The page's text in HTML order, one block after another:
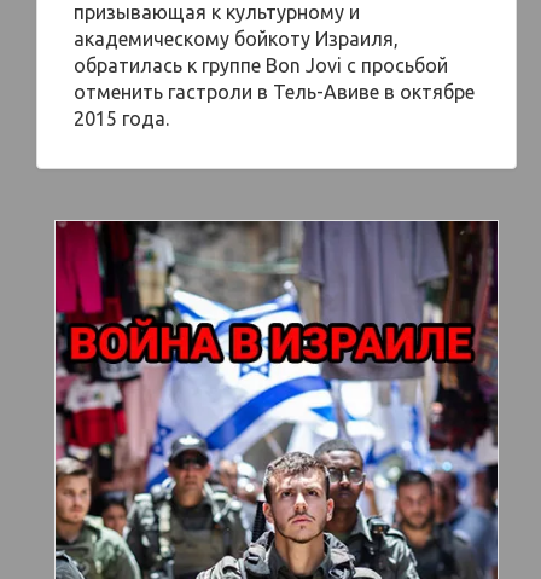
призывающая к культурному и
академическому бойкоту Израиля,
обратилась к группе Bon Jovi с просьбой
отменить гастроли в Тель-Авиве в октябре
2015 года.